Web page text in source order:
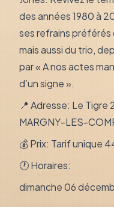
des années 1980 à
ses refrains préférés
mais aussi du trio,
par « A nos actes
d’un signe ».
📍 Adresse: Le Tigre
MARGNY-LES-
💰 Prix: Tarif unique
🕐 Horaires:
dimanche 06